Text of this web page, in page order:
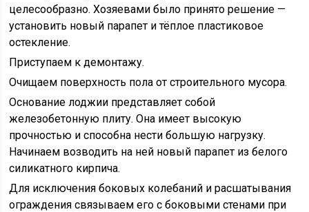
целесообразно. Хозяевами было принято решение —
установить новый парапет и тёплое пластиковое
остекление.
Приступаем к демонтажу.
Очищаем поверхность пола от строительного мусора.
Основание лоджии представляет собой
железобетонную плиту. Она имеет высокую
прочностью и способна нести большую нагрузку.
Начинаем возводить на ней новый парапет из белого
силикатного кирпича.
Для исключения боковых колебаний и расшатывания
ограждения связываем его с боковыми стенами при